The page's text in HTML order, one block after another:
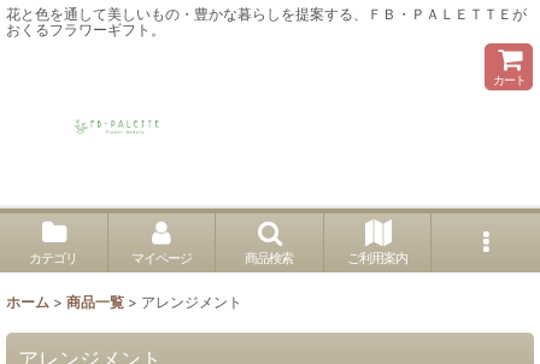
花と色を通して美しいもの・豊かな暮らしを提案する、ＦＢ・ＰＡＬＥＴＴＥが
おくるフラワーギフト。
カート
カテゴリ マイページ 商品検索 ご利用案内
ホーム > 商品一覧 > アレンジメント
アレンジメント